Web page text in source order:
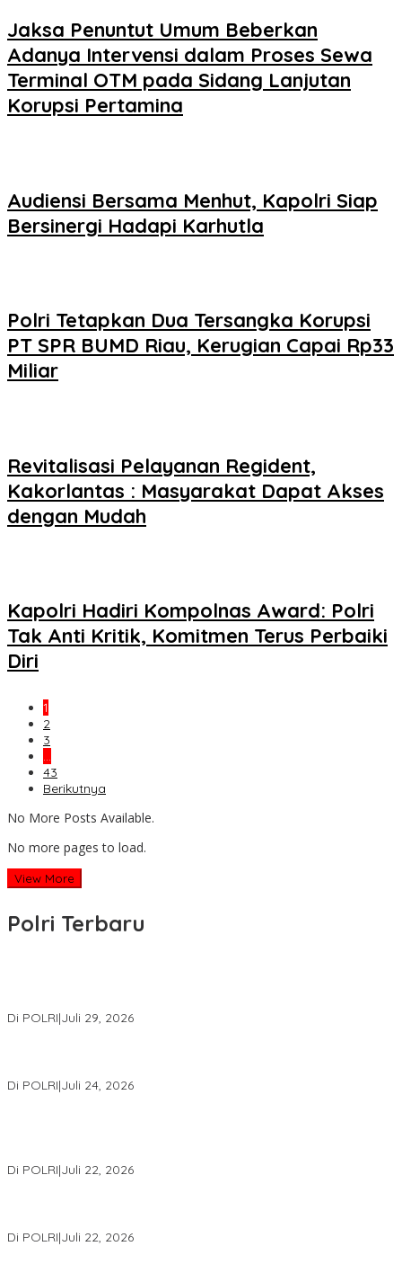
Jaksa Penuntut Umum Beberkan
Adanya Intervensi dalam Proses Sewa
Terminal OTM pada Sidang Lanjutan
Korupsi Pertamina
Audiensi Bersama Menhut, Kapolri Siap
Bersinergi Hadapi Karhutla
Polri Tetapkan Dua Tersangka Korupsi
PT SPR BUMD Riau, Kerugian Capai Rp33
Miliar
Revitalisasi Pelayanan Regident,
Kakorlantas : Masyarakat Dapat Akses
dengan Mudah
Kapolri Hadiri Kompolnas Award: Polri
Tak Anti Kritik, Komitmen Terus Perbaiki
Diri
1
2
3
…
43
Berikutnya
No More Posts Available.
No more pages to load.
View More
Polri Terbaru
Di POLRI|Juli 29, 2026
Di POLRI|Juli 24, 2026
Di POLRI|Juli 22, 2026
Di POLRI|Juli 22, 2026